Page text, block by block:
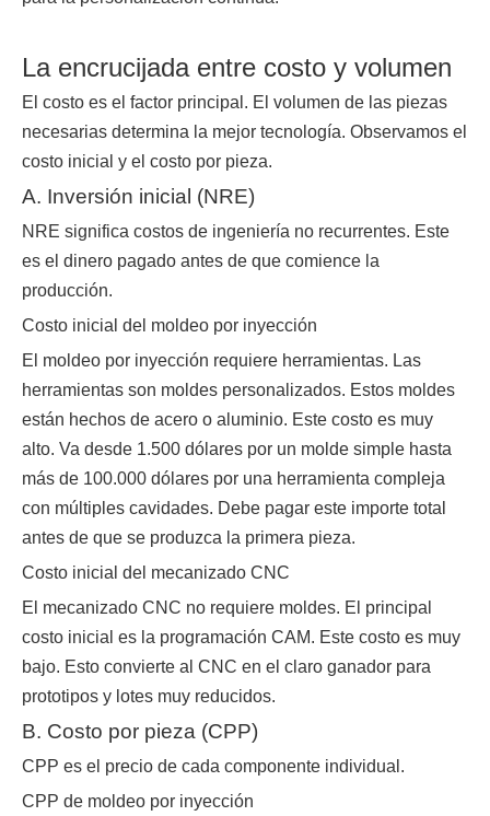
La encrucijada entre costo y volumen
El costo es el factor principal. El volumen de las piezas
necesarias determina la mejor tecnología. Observamos el
costo inicial y el costo por pieza.
A. Inversión inicial (NRE)
NRE significa costos de ingeniería no recurrentes. Este
es el dinero pagado antes de que comience la
producción.
Costo inicial del moldeo por inyección
El moldeo por inyección requiere herramientas. Las
herramientas son moldes personalizados. Estos moldes
están hechos de acero o aluminio. Este costo es muy
alto. Va desde 1.500 dólares por un molde simple hasta
más de 100.000 dólares por una herramienta compleja
con múltiples cavidades. Debe pagar este importe total
antes de que se produzca la primera pieza.
Costo inicial del mecanizado CNC
El mecanizado CNC no requiere moldes. El principal
costo inicial es la programación CAM. Este costo es muy
bajo. Esto convierte al CNC en el claro ganador para
prototipos y lotes muy reducidos.
B. Costo por pieza (CPP)
CPP es el precio de cada componente individual.
CPP de moldeo por inyección